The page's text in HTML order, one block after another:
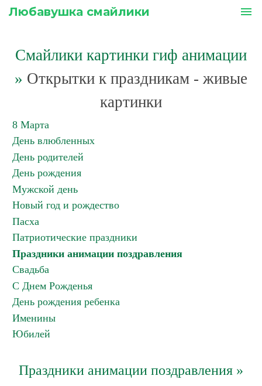
Любавушка смайлики menu
Смайлики картинки гиф анимации
» Открытки к праздникам - живые
картинки
8 Марта
День влюбленных
День родителей
День рождения
Мужской день
Новый год и рождество
Пасха
Патриотические праздники
Праздники анимации поздравления
Свадьба
С Днем Рожденья
День рождения ребенка
Именины
Юбилей
Праздники анимации поздравления »